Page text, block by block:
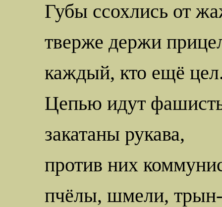
Губы ссохлись от
тверже держи
каждый, кто ещё
Цепью идут
закатаны рукава,
против них
пчёлы, шмели,